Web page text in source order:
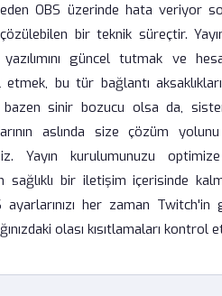
OBS üzerinde hata veriyor
bir teknik süreçtir.
güncel tutmak ve
bu tür bağlantı
sinir bozucu olsa da,
aslında size çözüm
Yayın kurulumunuzu
sağlıklı bir iletişim içerisinde
ayarlarınızı her zaman Twitch'in
olası kısıtlamaları